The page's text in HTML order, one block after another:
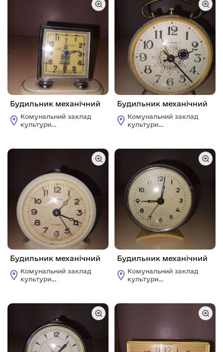
Будильник механічний
Комунальний заклад
культури
Будильник механічний
Комунальний заклад
культури
Будильник механічний
Комунальний заклад
культури
Будильник механічний
Комунальний заклад
культури